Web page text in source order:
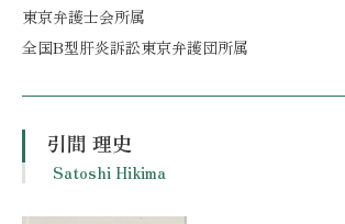
東京弁護士会所属
全国B型肝炎訴訟東京弁護団所属
引間 理史
Satoshi Hikima